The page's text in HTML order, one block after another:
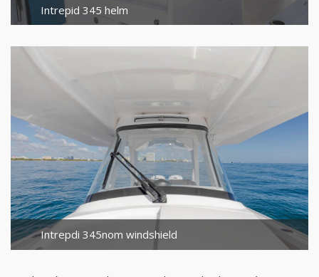
Intrepid 345 helm
Intrepdi 345nom windshield